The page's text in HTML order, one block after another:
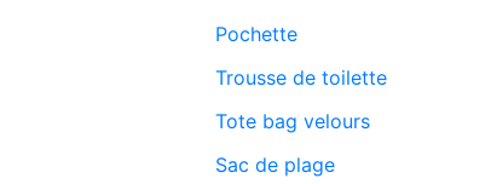
Pochette
Trousse de toilette
Tote bag velours
Sac de plage